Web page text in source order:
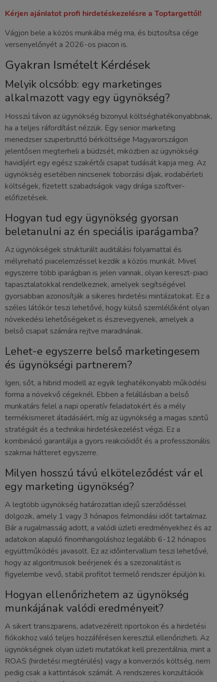
Kérjen ajánlatot profi hirdetéskezelésre a Toptargettől!
Vágjon bele a közös munkába még ma, és biztosítsa cége
versenyelőnyét a 2026-os piacon is.
Gyakran Ismételt Kérdések
Melyik olcsóbb: egy marketinges
alkalmazott vagy egy ügynökség?
Hosszú távon az ügynökség bizonyul költséghatékonyabbnak,
ha a teljes ráfordítást nézzük. Egy senior marketing
menedzser szuperbruttó bérköltsége Magyarországon
jelentősen megterheli a büdzsét, miközben az ügynökségi
havidíjért egy egész szakértői csapat tudását kapja meg. Az
ügynökség esetében nincsenek toborzási díjak, irodabérleti
költségek, fizetett szabadságok vagy drága szoftver-
előfizetések.
Hogyan tud egy ügynökség gyorsan
beletanulni az én speciális iparágamba?
Az ügynökségek strukturált auditálási folyamattal és
mélyreható piacelemzéssel kezdik a közös munkát. Mivel
egyszerre több iparágban is jelen vannak, olyan kereszt-piaci
tapasztalatokkal rendelkeznek, amelyek segítségével
gyorsabban azonosítják a sikeres hirdetési mintázatokat. Ez a
széles látókör teszi lehetővé, hogy külső szemlélőként olyan
növekedési lehetőségeket is észrevegyenek, amelyek a
belső csapat számára rejtve maradnának.
Lehet-e egyszerre belső marketingesem
és ügynökségi partnerem?
Igen, sőt, a hibrid modell az egyik leghatékonyabb működési
forma a növekvő cégeknél. Ebben a felállásban a belső
munkatárs felel a napi operatív feladatokért és a mély
termékismeret átadásáért, míg az ügynökség a magas szintű
stratégiát és a technikai hirdetéskezelést végzi. Ez a
kombináció garantálja a gyors reakcióidőt és a professzionális
szakmai hátteret egyszerre.
Milyen hosszú távú elköteleződést vár el
egy marketing ügynökség?
A legtöbb ügynökség határozatlan idejű szerződéssel
dolgozik, amely 1 vagy 3 hónapos felmondási időt tartalmaz.
Bár a rugalmasság adott, a valódi üzleti eredményekhez és az
adatokon alapuló finomhangoláshoz legalább 6-12 hónapos
együttműködés javasolt. Ez az időintervallum teszi lehetővé,
hogy az algoritmusok beérjenek és a szezonalitást is
figyelembe vevő, stabil profitot termelő rendszer épüljön ki.
Hogyan ellenőrizhetem az ügynökség
munkájának valódi eredményeit?
A sikert transzparens, adatvezérelt riportokon és a hirdetési
fiókokhoz való teljes hozzáférésen keresztül ellenőrizheti. Az
ügynökségnek olyan üzleti mutatókat kell prezentálnia, mint a
ROAS (hirdetési megtérülés) vagy a konverziós költség, nem
pedig csak a kattintások számát. A rendszeres konzultációk